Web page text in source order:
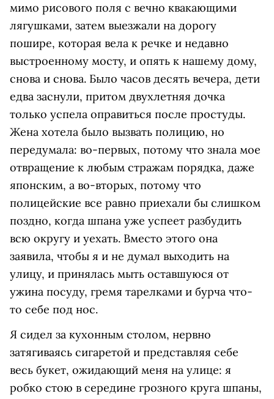
мимо рисового поля с вечно квакающими
лягушками, затем выезжали на дорогу
пошире, которая вела к речке и недавно
выстроенному мосту, и опять к нашему дому,
снова и снова. Было часов десять вечера, дети
едва заснули, притом двухлетняя дочка
только успела оправиться после простуды.
Жена хотела было вызвать полицию, но
передумала: во-первых, потому что знала мое
отвращение к любым стражам порядка, даже
японским, а во-вторых, потому что
полицейские все равно приехали бы слишком
поздно, когда шпана уже успеет разбудить
всю округу и уехать. Вместо этого она
заявила, чтобы я и не думал выходить на
улицу, и принялась мыть оставшуюся от
ужина посуду, гремя тарелками и бурча что-
то себе под нос.
Я сидел за кухонным столом, нервно
затягиваясь сигаретой и представляя себе
весь букет, ожидающий меня на улице: я
робко стою в середине грозного круга шпаны,